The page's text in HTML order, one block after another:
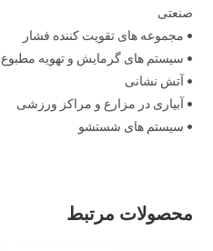
صنعتی
• مجموعه های تقویت کننده فشار
• سیستم های گرمایش و تهویه مطبوع
• آتش نشانی
• آبیاری در مزارع و مراکز ورزشی
• سیستم های شستشو
محصولات مرتبط